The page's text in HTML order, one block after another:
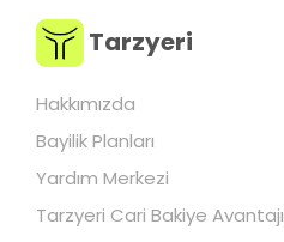
Tarzyeri
Hakkımızda
Bayilik Planları
Yardım Merkezi
Tarzyeri Cari Bakiye Avantajı